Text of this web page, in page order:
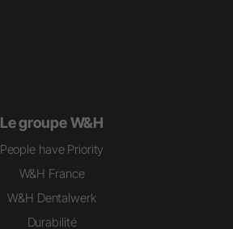
Le groupe W&H
People have Priority
W&H France
W&H Dentalwerk
Durabilité